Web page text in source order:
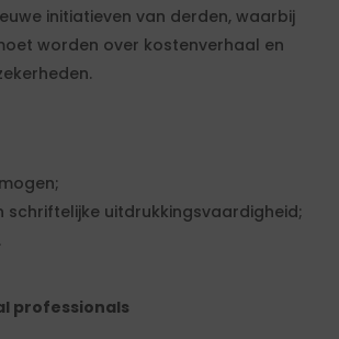
initiatieven van derden, waarbij
worden over kostenverhaal en
schriftelijke uitdrukkingsvaardigheid;
professionals